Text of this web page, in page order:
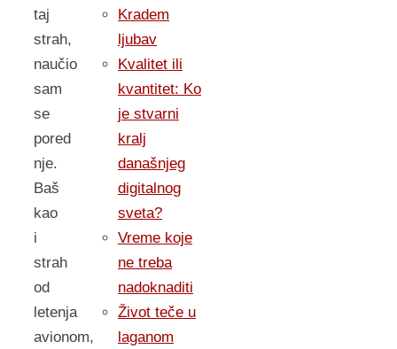
taj
strah,
naučio
sam
se
pored
nje.
Baš
kao
i
strah
od
letenja
avionom,
Kradem
ljubav
Kvalitet ili
kvantitet: Ko
je stvarni
kralj
današnjeg
digitalnog
sveta?
Vreme koje
ne treba
nadoknaditi
Život teče u
laganom